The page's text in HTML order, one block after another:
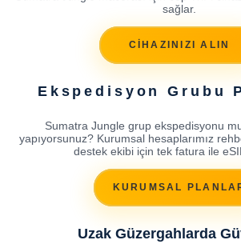
sağlar.
CİHAZINIZI ALIN
Ekspedisyon Grubu
Sumatra Jungle grup ekspedisyonu
yapıyorsunuz? Kurumsal hesaplarımız
destek ekibi için tek fatura ile
KURUMSAL
Uzak Güzergahlarda